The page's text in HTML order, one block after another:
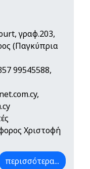
γραφ.203,
(Παγκύπρια
99545588,
,
Χριστοφή
περισσότερα...